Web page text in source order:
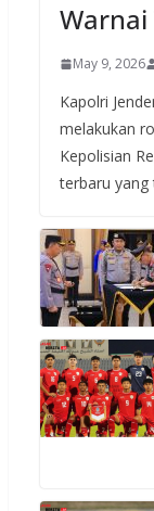
May 9, 2026
Kapolri
melakukan
Kepolisian
terbaru